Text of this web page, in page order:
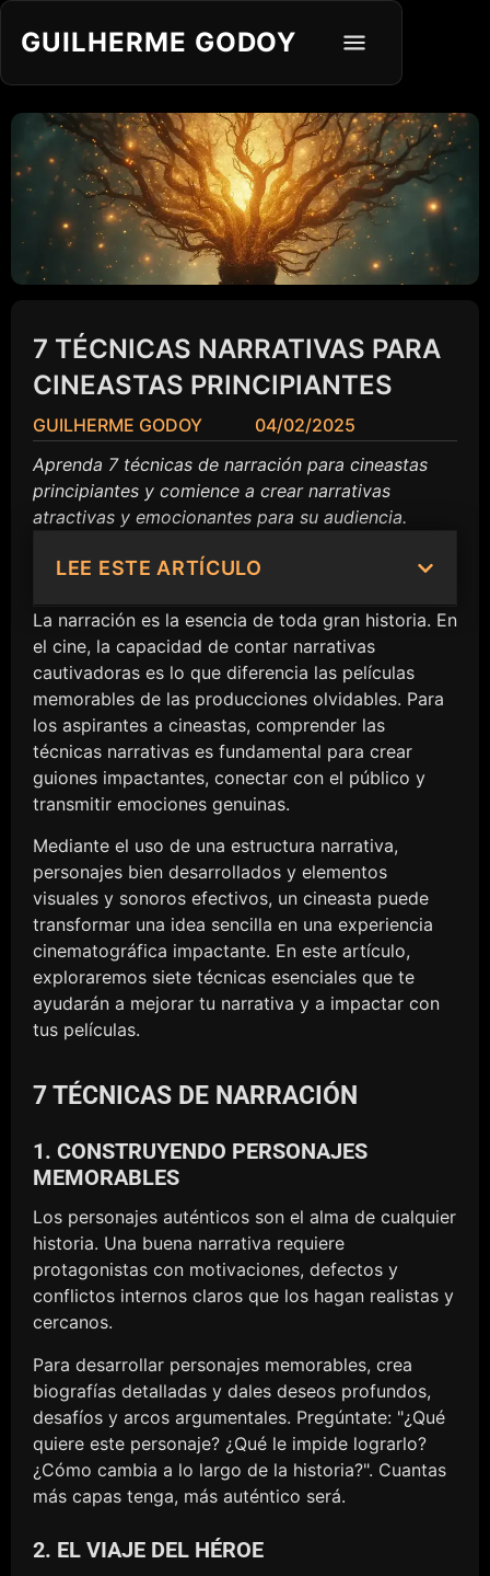
GUILHERME GODOY
7 TÉCNICAS NARRATIVAS PARA
CINEASTAS PRINCIPIANTES
GUILHERME GODOY
04/02/2025
Aprenda 7 técnicas de narración para cineastas
principiantes y comience a crear narrativas
atractivas y emocionantes para su audiencia.
LEE ESTE ARTÍCULO
La narración es la esencia de toda gran historia. En
el cine, la capacidad de contar narrativas
cautivadoras es lo que diferencia las películas
memorables de las producciones olvidables. Para
los aspirantes a cineastas, comprender las
técnicas narrativas es fundamental para crear
guiones impactantes, conectar con el público y
transmitir emociones genuinas.
Mediante el uso de una estructura narrativa,
personajes bien desarrollados y elementos
visuales y sonoros efectivos, un cineasta puede
transformar una idea sencilla en una experiencia
cinematográfica impactante. En este artículo,
exploraremos siete técnicas esenciales que te
ayudarán a mejorar tu narrativa y a impactar con
tus películas.
7 TÉCNICAS DE NARRACIÓN
1. CONSTRUYENDO PERSONAJES
MEMORABLES
Los personajes auténticos son el alma de cualquier
historia. Una buena narrativa requiere
protagonistas con motivaciones, defectos y
conflictos internos claros que los hagan realistas y
cercanos.
Para desarrollar personajes memorables, crea
biografías detalladas y dales deseos profundos,
desafíos y arcos argumentales. Pregúntate: "¿Qué
quiere este personaje? ¿Qué le impide lograrlo?
¿Cómo cambia a lo largo de la historia?". Cuantas
más capas tenga, más auténtico será.
2. EL VIAJE DEL HÉROE